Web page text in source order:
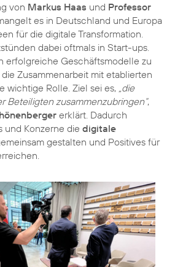
von Markus Haas und Professor
es in Deutschland und Europa
für die digitale Transformation.
dabei oftmals in Start-ups.
erfolgreiche Geschäftsmodelle zu
Zusammenarbeit mit etablierten
wichtige Rolle. Ziel sei es, „die
Beteiligten zusammenzubringen“,
erklärt. Dadurch
und Konzerne die digitale
gestalten und Positives für